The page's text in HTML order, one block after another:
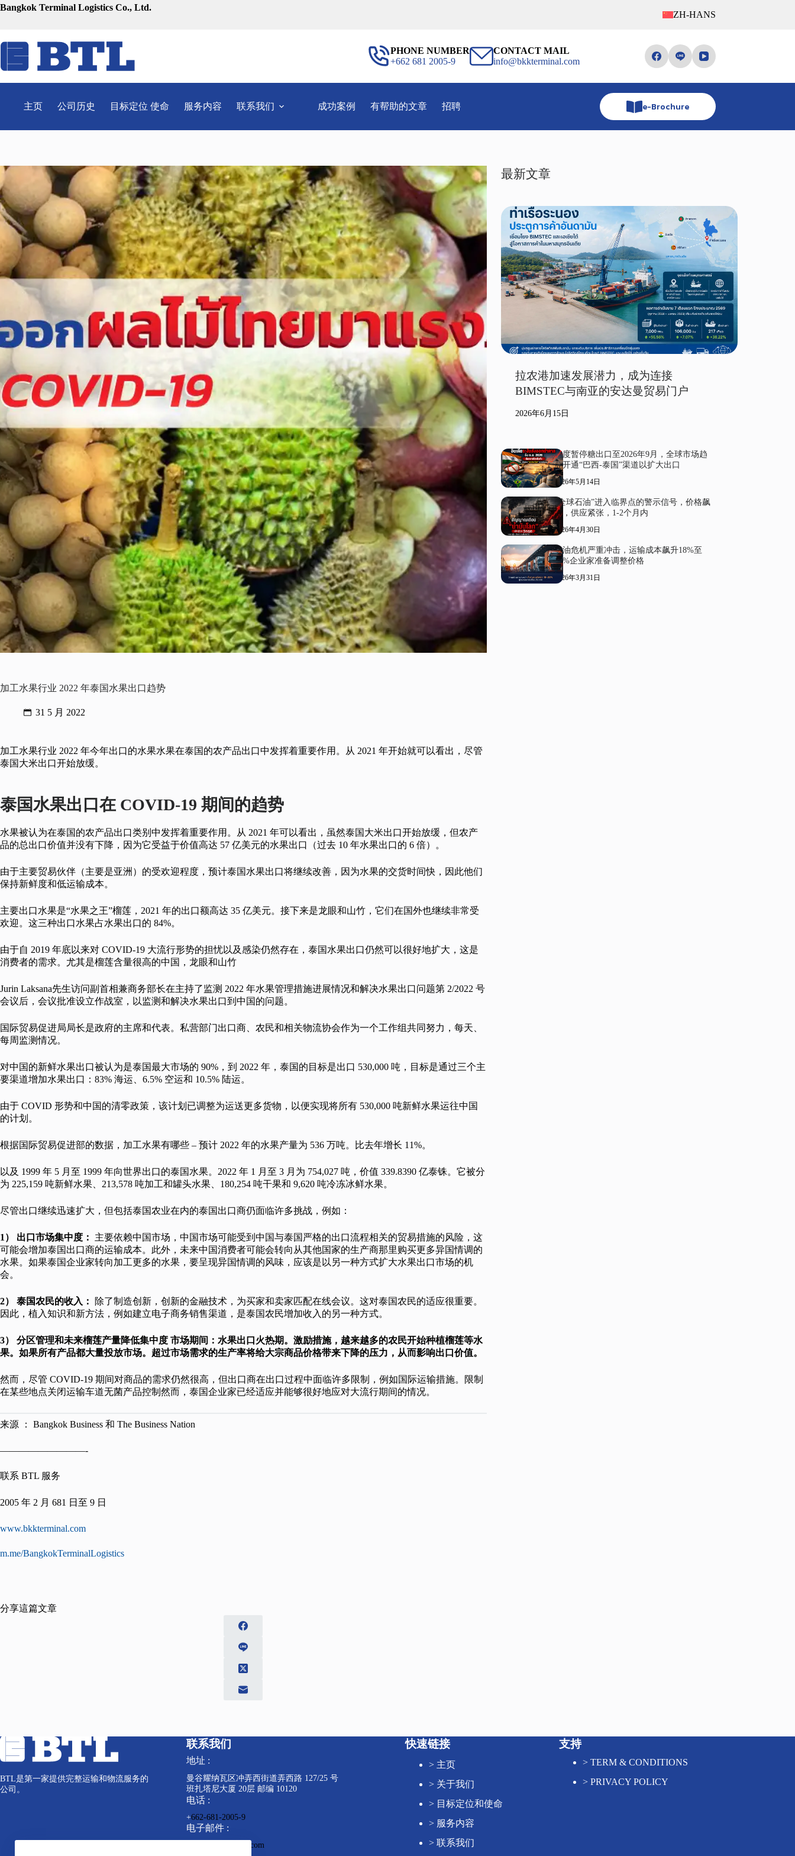
跳
容
Bangkok Terminal Logistics Co., Ltd.
ZH-HANS
PHONE NUMBER
+662 681 2005-9
CONTACT MAIL
info@bkkterminal.com
主页 公司历史 目标定位 使命 服务内容 联系我们 成功案例 有帮助的文章 招聘 e-Brochure
加工水果行业 2022 年泰国水果出口趋势
31 5 月 2022
加工水果行业 2022 年今年出口的水果水果在泰国的农产品出口中发挥着重要作用。从 2021 年开始就可以看出，尽管
泰国大米出口开始放缓。
泰国水果出口在 COVID-19 期间的趋势
水果被认为在泰国的农产品出口类别中发挥着重要作用。从 2021 年可以看出，虽然泰国大米出口开始放缓，但农产
品的总出口价值并没有下降，因为它受益于价值高达 57 亿美元的水果出口（过去 10 年水果出口的 6 倍）。
由于主要贸易伙伴（主要是亚洲）的受欢迎程度，预计泰国水果出口将继续改善，因为水果的交货时间快，因此他们
保持新鲜度和低运输成本。
主要出口水果是“水果之王”榴莲，2021 年的出口额高达 35 亿美元。接下来是龙眼和山竹，它们在国外也继续非常受
欢迎。这三种出口水果占水果出口的 84%。
由于自 2019 年底以来对 COVID-19 大流行形势的担忧以及感染仍然存在，泰国水果出口仍然可以很好地扩大，这是
消费者的需求。尤其是榴莲含量很高的中国，龙眼和山竹
Jurin Laksana先生访问副首相兼商务部长在主持了监测 2022 年水果管理措施进展情况和解决水果出口问题第 2/2022 号
会议后，会议批准设立作战室，以监测和解决水果出口到中国的问题。
国际贸易促进局局长是政府的主席和代表。私营部门出口商、农民和相关物流协会作为一个工作组共同努力，每天、
每周监测情况。
对中国的新鲜水果出口被认为是泰国最大市场的 90%，到 2022 年，泰国的目标是出口 530,000 吨，目标是通过三个主
要渠道增加水果出口：83% 海运、6.5% 空运和 10.5% 陆运。
由于 COVID 形势和中国的清零政策，该计划已调整为运送更多货物，以便实现将所有 530,000 吨新鲜水果运往中国
的计划。
根据国际贸易促进部的数据，加工水果有哪些 – 预计 2022 年的水果产量为 536 万吨。比去年增长 11%。
以及 1999 年 5 月至 1999 年向世界出口的泰国水果。2022 年 1 月至 3 月为 754,027 吨，价值 339.8390 亿泰铢。它被分
为 225,159 吨新鲜水果、213,578 吨加工和罐头水果、180,254 吨干果和 9,620 吨冷冻冰鲜水果。
尽管出口继续迅速扩大，但包括泰国农业在内的泰国出口商仍面临许多挑战，例如：
1） 出口市场集中度：
主要依赖中国市场，中国市场可能受到中国与泰国严格的出口流程相关的贸易措施的风险，这
可能会增加泰国出口商的运输成本。此外，未来中国消费者可能会转向从其他国家的生产商那里购买更多异国情调的
水果。如果泰国企业家转向加工更多的水果，要呈现异国情调的风味，应该是以另一种方式扩大水果出口市场的机
会。
2） 泰国农民的收入：
除了制造创新，创新的金融技术，为买家和卖家匹配在线会议。这对泰国农民的适应很重要。
因此，植入知识和新方法，例如建立电子商务销售渠道，是泰国农民增加收入的另一种方式。
3） 分区管理和未来榴莲产量降低集中度 市场期间： 水果出口火热期。激励措施，越来越多的农民开始种植榴莲等水
果。如果所有产品都大量投放市场。超过市场需求的生产率将给大宗商品价格带来下降的压力，从而影响出口价值。
然而，尽管 COVID-19 期间对商品的需求仍然很高，但出口商在出口过程中面临许多限制，例如国际运输措施。限制
在某些地点关闭运输车道无菌产品控制然而，泰国企业家已经适应并能够很好地应对大流行期间的情况。
来源 ： Bangkok Business 和 The Business Nation
—————————-
联系 BTL 服务
2005 年 2 月 681 日至 9 日
www.bkkterminal.com
m.me/BangkokTerminalLogistics
分享這篇文章
最新文章
拉农港加速发展潜力，成为连接
BIMSTEC与南亚的安达曼贸易门户
2026年6月15日
印度暂停糖出口至2026年9月，全球市场趋
紧开通“巴西-泰国”渠道以扩大出口
2026年5月14日
“全球石油”进入临界点的警示信号，价格飙
升，供应紧张，1-2个月内
2026年4月30日
柴油危机严重冲击，运输成本飙升18%至
20%企业家准备调整价格
2026年3月31日
BTL是第一家提供完整运输和物流服务的
公司。
联系我们
地址 :
曼谷耀纳瓦区冲弄西街道弄西路 127/25 号
班扎塔尼大厦 20层 邮编 10120
电话 :
+662-681-2005-9
电子邮件 :
info@bkkterminal.com
快速链接
> 主页
> 关于我们
> 目标定位和使命
> 服务内容
> 联系我们
支持
> TERM & CONDITIONS
> PRIVACY POLICY